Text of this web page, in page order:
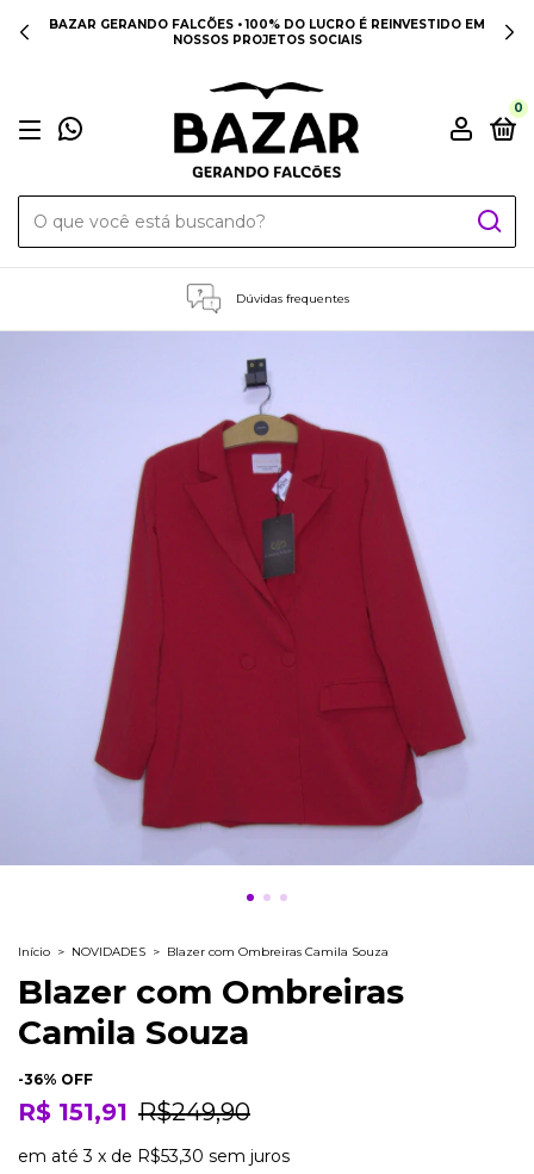
BAZAR GERANDO FALCÕES • 100% DO LUCRO É REINVESTIDO EM
NOSSOS PROJETOS SOCIAIS
0
Dúvidas frequentes
Início > NOVIDADES > Blazer com Ombreiras Camila Souza
Blazer com Ombreiras
Camila Souza
-36% OFF
R$ 151,91 R$249,90
em até3 x de R$53,30 sem juros